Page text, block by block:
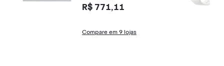
R$ 771,11
Compare em 9 lojas